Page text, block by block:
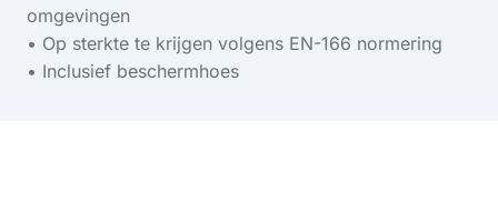
omgevingen
• Op sterkte te krijgen volgens EN-166 normering
• Inclusief beschermhoes